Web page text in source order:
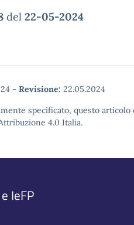
del 22-05-2024
- Revisione: 22.05.2024
specificato, questo
4.0 Italia.
IeFP